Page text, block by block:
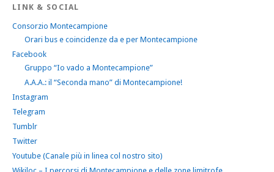
LINK & SOCIAL
Consorzio Montecampione
Orari bus e coincidenze da e per Montecampione
Facebook
Gruppo “Io vado a Montecampione”
A.A.A.: il “Seconda mano” di Montecampione!
Instagram
Telegram
Tumblr
Twitter
Youtube (Canale più in linea col nostro sito)